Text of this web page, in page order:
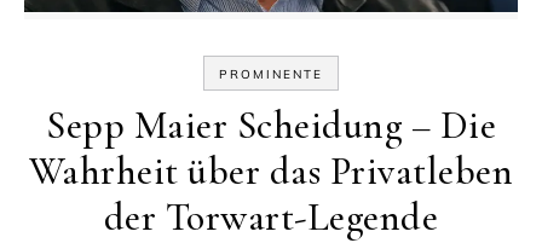
PROMINENTE
Sepp Maier Scheidung – Die
Wahrheit über das Privatleben
der Torwart-Legende